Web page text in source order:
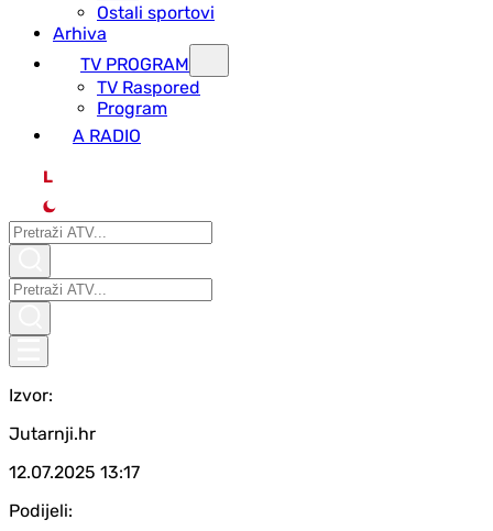
Ostali sportovi
Arhiva
TV PROGRAM
ТV Raspored
Program
A RADIO
L
Izvor:
Jutarnji.hr
12.07.2025 13:17
Podijeli: